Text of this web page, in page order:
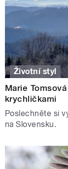
Životní styl
Marie
krychličkami
Poslechněte si
na Slovensku.